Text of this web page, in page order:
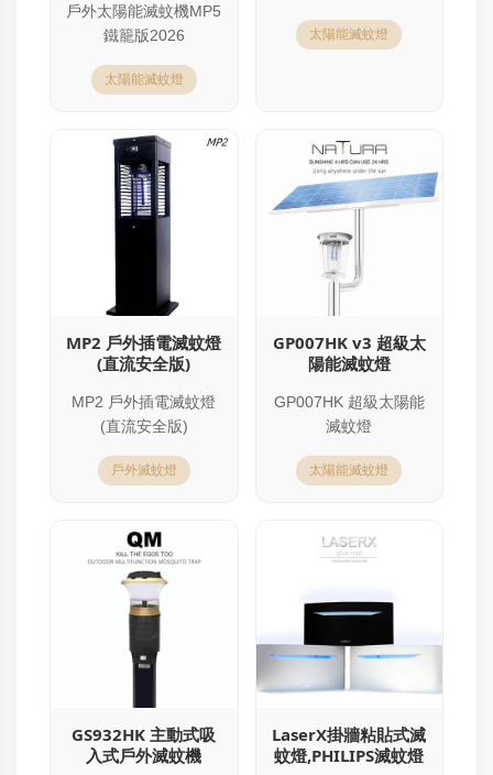
戶外太陽能滅蚊機MP5
鐵籠版2026
太陽能滅蚊燈
太陽能滅蚊燈
MP2 戶外插電滅蚊燈
(直流安全版)
MP2 戶外插電滅蚊燈
(直流安全版)
戶外滅蚊燈
GP007HK v3 超級太
陽能滅蚊燈
GP007HK 超級太陽能
滅蚊燈
太陽能滅蚊燈
GS932HK 主動式吸
入式戶外滅蚊機
LaserX掛牆粘貼式滅
蚊燈,PHILIPS滅蚊燈